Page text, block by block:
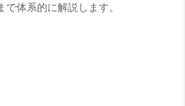
で体系的に解説します。